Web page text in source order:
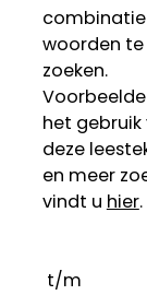
woorden te
zoeken.
het gebruik
deze
en meer
vindt u hier.
t/m